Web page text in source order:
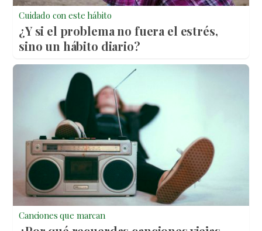
Cuidado con este hábito
¿Y si el problema no fuera el estrés,
sino un hábito diario?
Canciones que marcan